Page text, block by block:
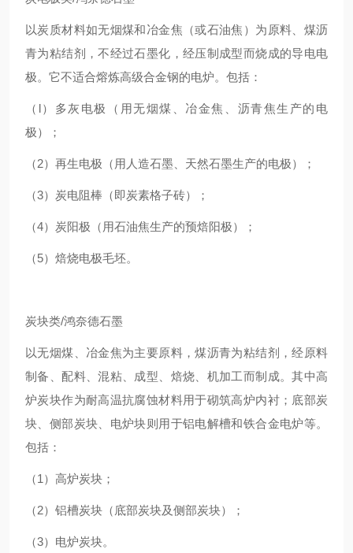
以炭质材料如无烟煤和冶金焦（或石油焦）为原料、煤沥
青为粘结剂，不经过石墨化，经压制成型而烧成的导电电
极。它不适合熔炼高级合金钢的电炉。包括：
（l）多灰电极（用无烟煤、冶金焦、沥青焦生产的电
极）；
（2）再生电极（用人造石墨、天然石墨生产的电极）；
（3）炭电阻棒（即炭素格子砖）；
（4）炭阳极（用石油焦生产的预焙阳极）；
（5）焙烧电极毛坯。
炭块类/鸿奈德石墨
以无烟煤、冶金焦为主要原料，煤沥青为粘结剂，经原料
制备、配料、混粘、成型、焙烧、机加工而制成。其中高
炉炭块作为耐高温抗腐蚀材料用于砌筑高炉内衬；底部炭
块、侧部炭块、电炉块则用于铝电解槽和铁合金电炉等。
包括：
（1）高炉炭块；
（2）铝槽炭块（底部炭块及侧部炭块）；
（3）电炉炭块。